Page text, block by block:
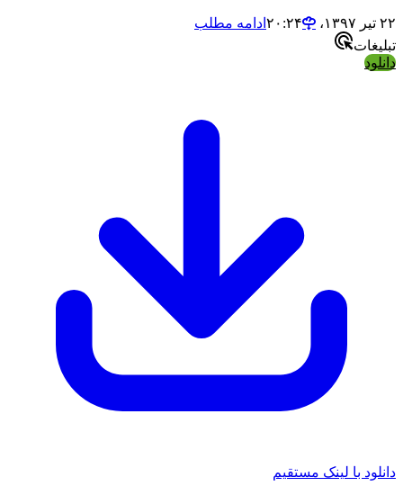
۲۲ تیر ۱۳۹۷،‏ ۲۰:۲۴
ادامه مطلب
تبلیغات
دانلود
دانلود با لینک مستقیم